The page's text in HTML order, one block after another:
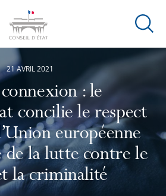
Ouvrir
: le
concilie le respect
européenne
de la lutte contre le
la criminalité
21 AVRIL 2021